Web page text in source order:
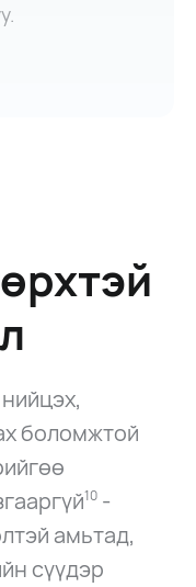
боломжтой
10-
амьтад,
сүүдэр